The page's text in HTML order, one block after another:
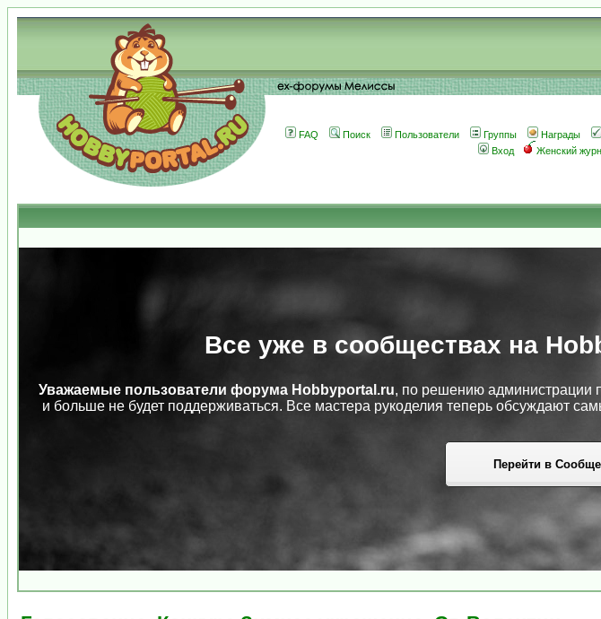
FAQ Поиск Пользователи Группы Награды
Вход
Женский
Все уже в сообществах на
Уважаемые пользователи форума Hobbyportal.ru, по решению администрации
и больше не будет поддерживаться. Все мастера рукоделия теперь обсуждают
Перейти в